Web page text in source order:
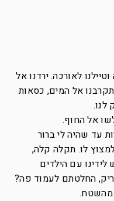
לאורכה. ירדנו אל
אל המים, כסאות
לנו.
אל החוף.
עד שהיה לי ברור
לו. תקלה קלה,
עם הילדים
החלטתם לעמוד פה?
מהשטח.